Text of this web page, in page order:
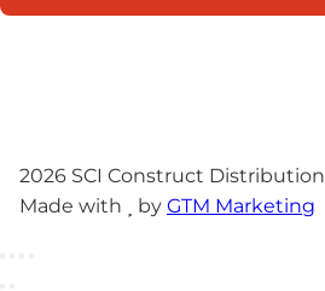
2026 SCI Construct Distribution
Made with
by GTM Marketing